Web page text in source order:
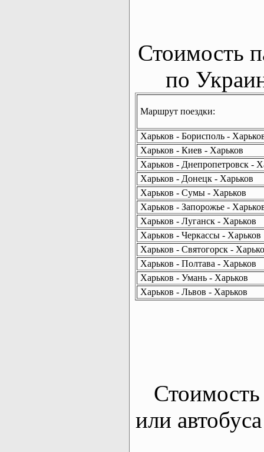
Стоимость
по
Маршрут поездки:
Харьков - Борисполь -
Харьков - Киев - Харьков
Харьков - Днепропетровск -
Харьков - Донецк - Харьков
Харьков - Сумы - Харьков
Харьков - Запорожье -
Харьков - Луганск - Харьков
Харьков - Черкассы - Харьков
Харьков - Святогорск -
Харьков - Полтава - Харьков
Харьков - Умань - Харьков
Харьков - Львов - Харьков
Стоимость
или